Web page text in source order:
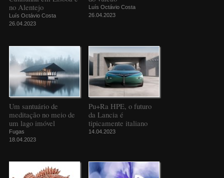
no Alentejo
Luís Octávio Costa
26.04.2023
Luís Octávio Costa
26.04.2023
Um santuário de
meditação no meio de
um lago imóvel
Fugas
18.04.2023
Pu+Ra HPE, o futuro
da Lancia é
tipicamente italiano
14.04.2023